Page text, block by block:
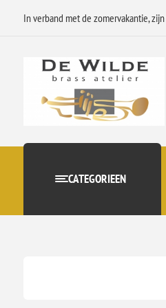
In verband met de zomervakantie,
CATEGORIEEN